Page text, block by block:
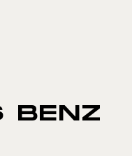
BENZ